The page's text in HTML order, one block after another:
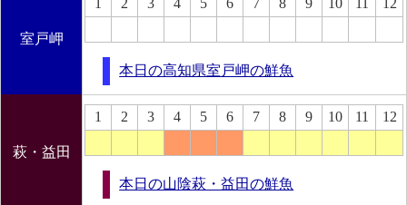
室戸岬
1 2 3 4 5 6 7 8 9 10 11 12
本日の高知県室戸岬の鮮魚
萩・益田
1 2 3 4 5 6 7 8 9 10 11 12
本日の山陰萩・益田の鮮魚